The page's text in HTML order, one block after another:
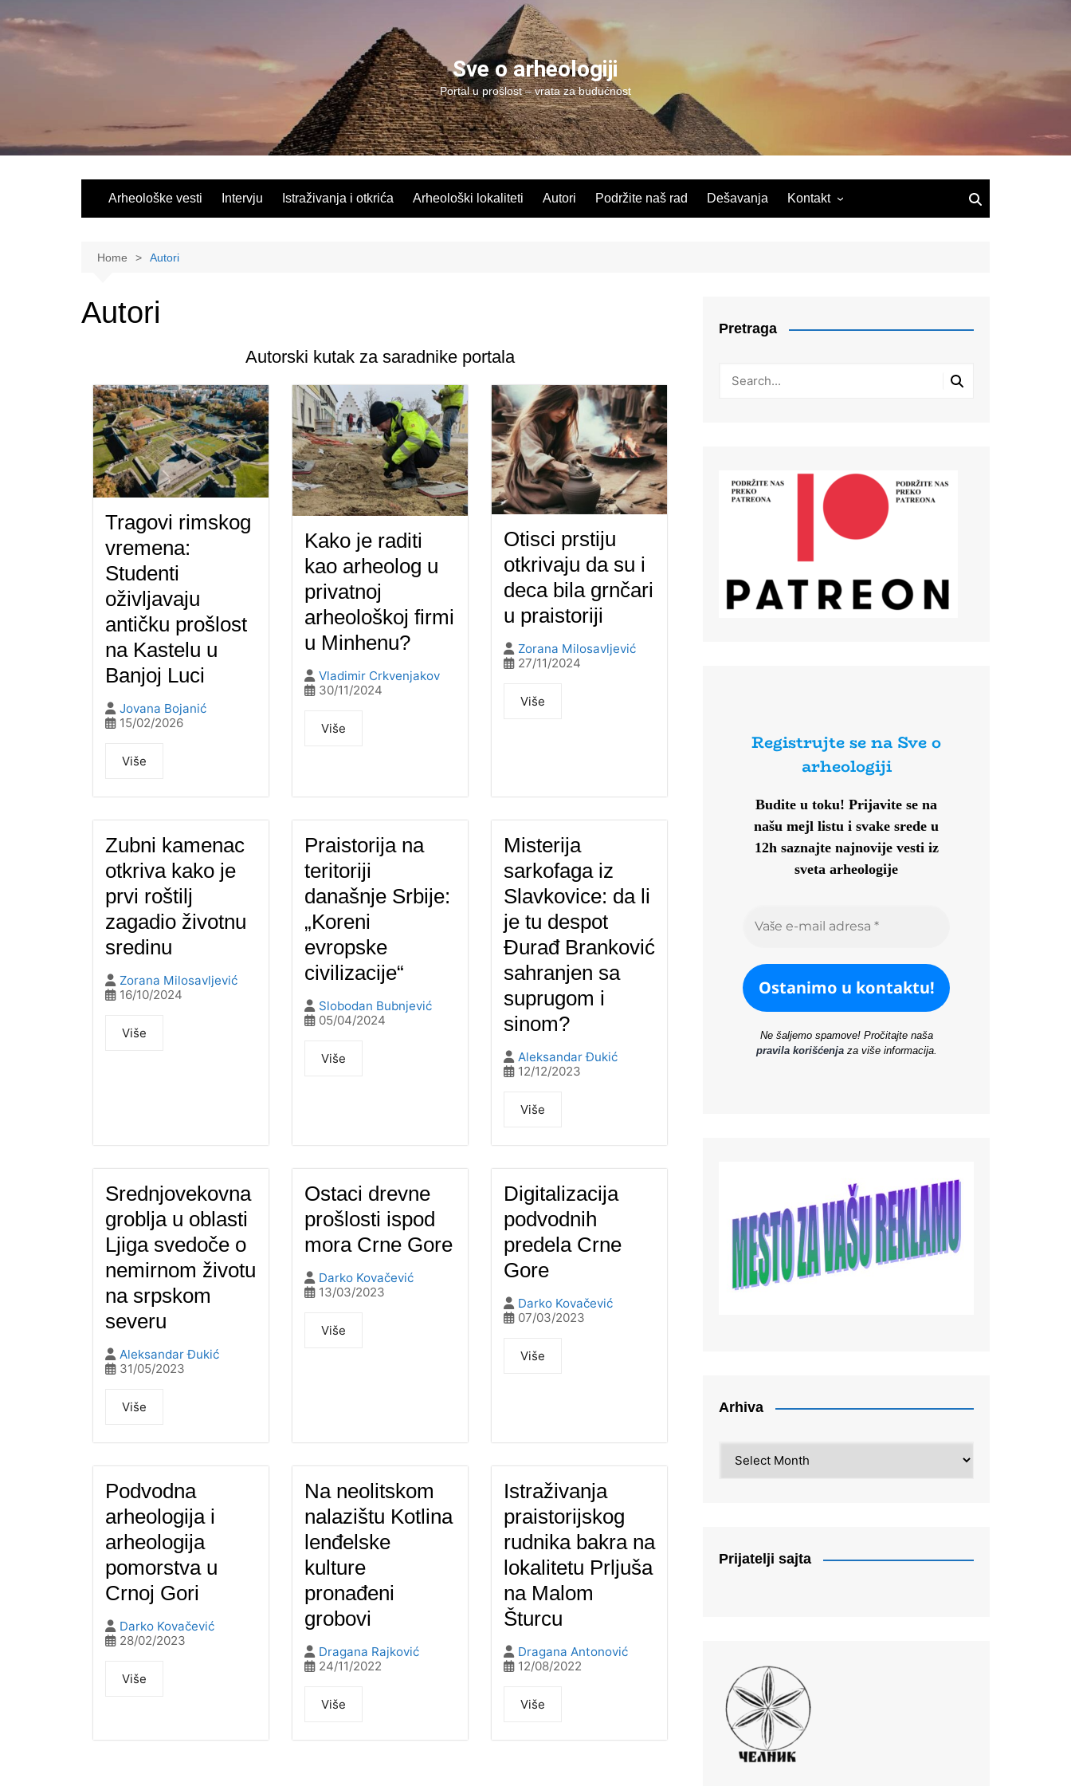
Sve o arheologiji
Portal u prošlost – vrata za budućnost
Arheološke vesti Intervju Istraživanja i otkrića Arheološki lokaliteti Autori Podržite naš rad Dešavanja Kontakt
Home Autori
Autori
Autorski kutak za saradnike portala
Tragovi rimskog
vremena:
Studenti
oživljavaju
antičku prošlost
na Kastelu u
Banjoj Luci
Jovana Bojanić
15/02/2026
Više
Kako je raditi
kao arheolog u
privatnoj
arheološkoj firmi
u Minhenu?
Vladimir Crkvenjakov
30/11/2024
Više
Otisci prstiju
otkrivaju da su i
deca bila grnčari
u praistoriji
Zorana Milosavljević
27/11/2024
Više
Zubni kamenac
otkriva kako je
prvi roštilj
zagadio životnu
sredinu
Zorana Milosavljević
16/10/2024
Više
Praistorija na
teritoriji
današnje Srbije:
„Koreni
evropske
civilizacije“
Slobodan Bubnjević
05/04/2024
Više
Misterija
sarkofaga iz
Slavkovice: da li
je tu despot
Đurađ Branković
sahranjen sa
suprugom i
sinom?
Aleksandar Đukić
12/12/2023
Više
Srednjovekovna
groblja u oblasti
Ljiga svedoče o
nemirnom životu
na srpskom
severu
Aleksandar Đukić
31/05/2023
Više
Ostaci drevne
prošlosti ispod
mora Crne Gore
Darko Kovačević
13/03/2023
Više
Digitalizacija
podvodnih
predela Crne
Gore
Darko Kovačević
07/03/2023
Više
Podvodna
arheologija i
arheologija
pomorstva u
Crnoj Gori
Darko Kovačević
28/02/2023
Više
Na neolitskom
nalazištu Kotlina
lenđelske
kulture
pronađeni
grobovi
Dragana Rajković
24/11/2022
Više
Istraživanja
praistorijskog
rudnika bakra na
lokalitetu Prljuša
na Malom
Šturcu
Dragana Antonović
12/08/2022
Više
Pretraga
Registrujte se na Sve o
arheologiji
Budite u toku! Prijavite se na
našu mejl listu i svake srede u
12h saznajte najnovije vesti iz
sveta arheologije
Ne šaljemo spamove! Pročitajte naša
pravila korišćenjaza više informacija.
Arhiva
Prijatelji sajta